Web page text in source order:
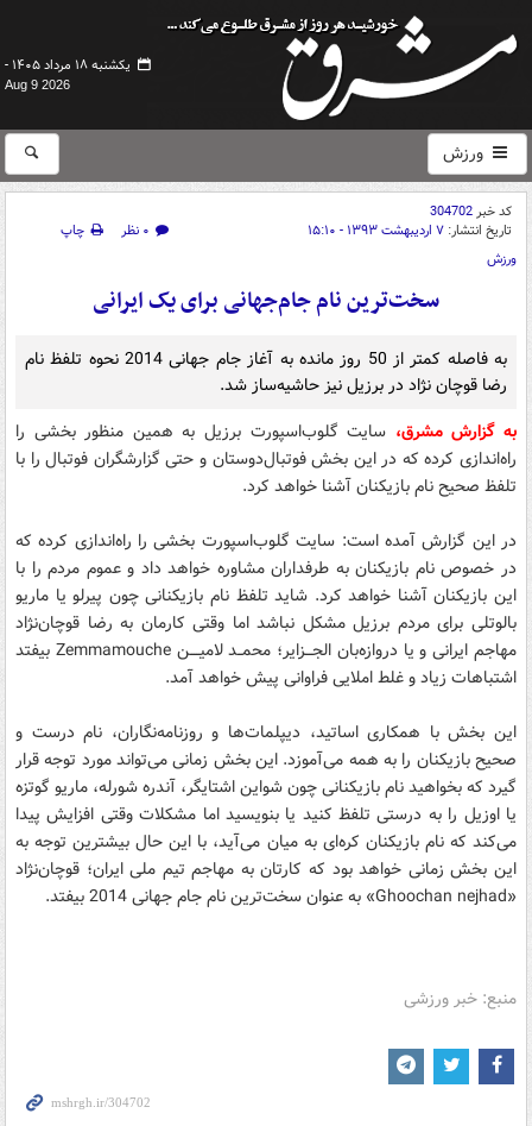
یکشنبه ۱۸ مرداد ۱۴۰۵ -
Aug 9 2026
ورزش
کد خبر304702
تاریخ انتشار: ۷ اردیبهشت ۱۳۹۳ - ۱۵:۱۰ ۰ نظر
چاپ
ورزش
سخت‌ترین نام جام‌جهانی برای یک ایرانی
به فاصله کمتر از 50 روز مانده به آغاز جام جهانی 2014 نحوه تلفظ نام
رضا قوچان نژاد در برزیل نیز حاشیه‌ساز شد.
به گزارش مشرق، سایت گلوب‌اسپورت برزیل به همین منظور بخشی را
راه‌اندازی کرده که در این بخش فوتبال‌دوستان و حتی گزارشگران فوتبال را با
تلفظ صحیح نام بازیکنان آشنا خواهد کرد.
در این گزارش آمده است: سایت گلوب‌اسپورت بخشی را راه‌اندازی کرده که
در خصوص نام بازیکنان به طرفداران مشاوره خواهد داد و عموم مردم را با
این بازیکنان آشنا خواهد کرد. شاید تلفظ نام بازیکنانی چون پیرلو یا ماریو
بالوتلی برای مردم برزیل مشکل نباشد اما وقتی کارمان به رضا قوچان‌نژاد
مهاجم ایرانی و یا دروازه‌بان الجـــزایر؛ محمــد لامیــــن Zemmamouche بیفتد
اشتباهات زیاد و غلط املایی فراوانی پیش خواهد آمد.
این بخش با همکاری اساتید، دیپلمات‌ها و روزنامه‌نگاران، نام درست و
صحیح بازیکنان را به همه می‌آموزد. این بخش زمانی می‌تواند مورد توجه قرار
گیرد که بخواهید نام بازیکنانی چون شواین اشتایگر، آندره شورله، ماریو گوتزه
یا اوزیل را به درستی تلفظ کنید یا بنویسید اما مشکلات وقتی افزایش پیدا
می‌کند که نام بازیکنان کره‌ای به میان می‌آید، با این حال بیشترین توجه به
این بخش زمانی خواهد بود که کارتان به مهاجم تیم‌ ملی ایران؛ قوچان‌نژاد
«Ghoochan nejhad» به عنوان سخت‌ترین نام جام جهانی 2014 بیفتد.
منبع: خبر ورزشی